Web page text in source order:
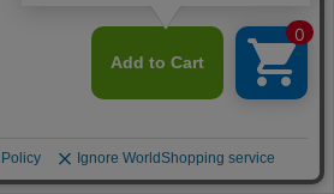
ます。クッキーを通じて収集する情報には「お客
切含まれておりません。詳細は
クッキーポリシ